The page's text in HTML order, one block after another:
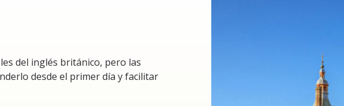
del inglés británico, pero las
desde el primer día y facilitar